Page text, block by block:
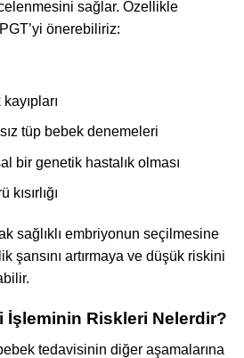
sağlar. Özellikle
önerebiliriz:
tüp bebek denemeleri
bir genetik hastalık olması
sağlıklı embriyonun seçilmesine
şansını artırmaya ve düşük riskini
İşleminin Riskleri Nelerdir?
tedavisinin diğer aşamalarına